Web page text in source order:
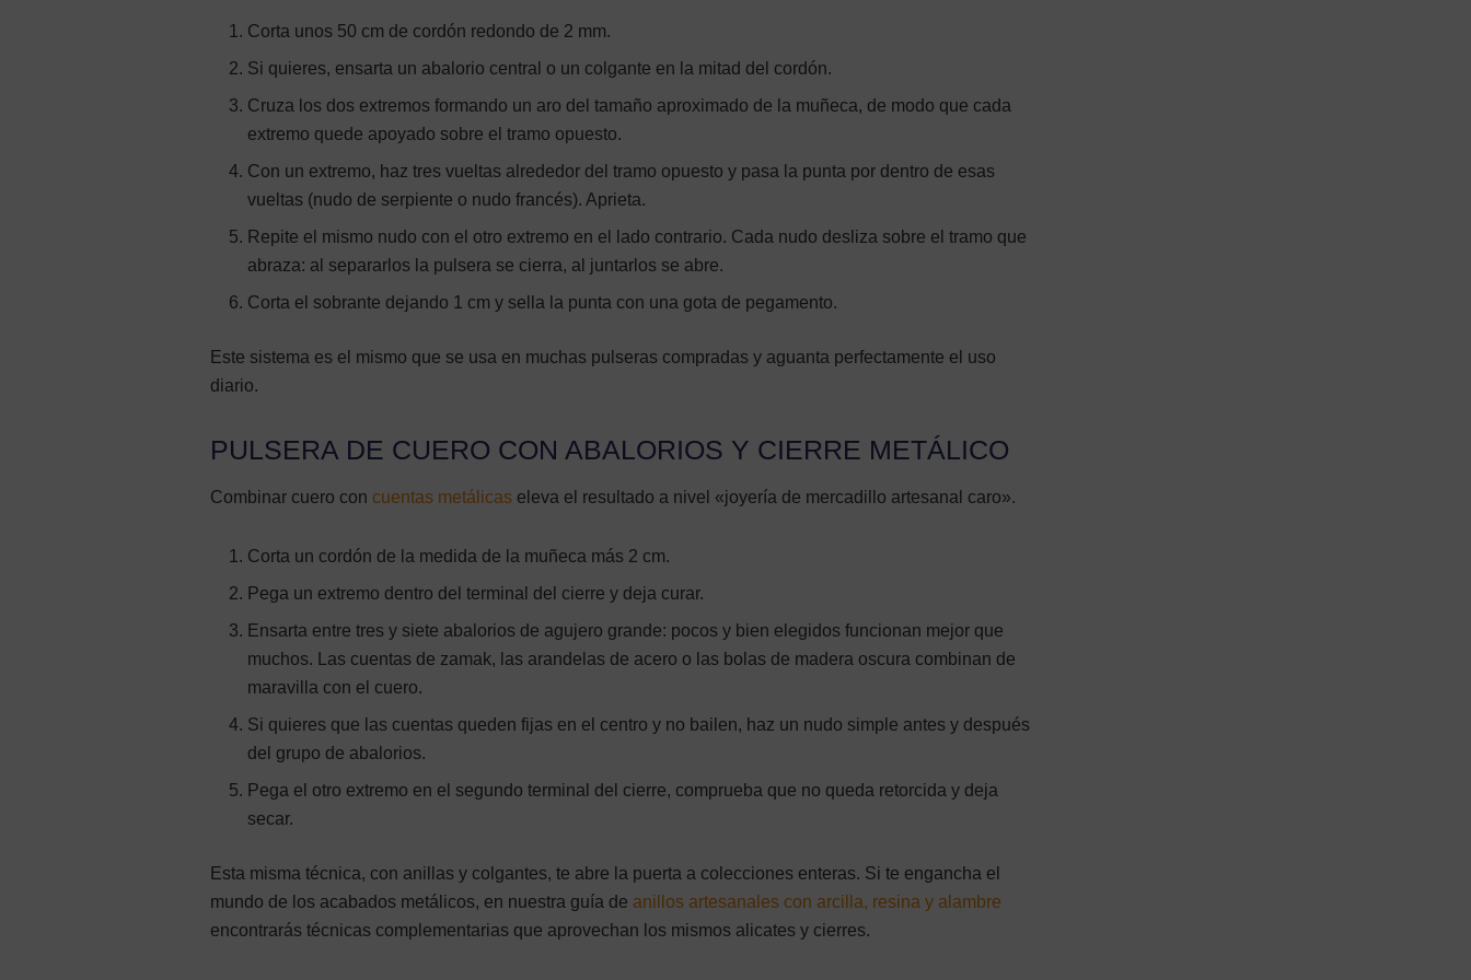
Corta unos 50 cm de cordón redondo de 2 mm.
Si quieres, ensarta un abalorio central o un colgante en la mitad del cordón.
Cruza los dos extremos formando un aro del tamaño aproximado de la muñeca, de modo que cada
extremo quede apoyado sobre el tramo opuesto.
Con un extremo, haz tres vueltas alrededor del tramo opuesto y pasa la punta por dentro de esas
vueltas (nudo de serpiente o nudo francés). Aprieta.
Repite el mismo nudo con el otro extremo en el lado contrario. Cada nudo desliza sobre el tramo que
abraza: al separarlos la pulsera se cierra, al juntarlos se abre.
Corta el sobrante dejando 1 cm y sella la punta con una gota de pegamento.
Este sistema es el mismo que se usa en muchas pulseras compradas y aguanta perfectamente el uso
diario.
PULSERA DE CUERO CON ABALORIOS Y CIERRE METÁLICO
Combinar cuero con cuentas metálicas eleva el resultado a nivel «joyería de mercadillo artesanal caro».
Corta un cordón de la medida de la muñeca más 2 cm.
Pega un extremo dentro del terminal del cierre y deja curar.
Ensarta entre tres y siete abalorios de agujero grande: pocos y bien elegidos funcionan mejor que
muchos. Las cuentas de zamak, las arandelas de acero o las bolas de madera oscura combinan de
maravilla con el cuero.
Si quieres que las cuentas queden fijas en el centro y no bailen, haz un nudo simple antes y después
del grupo de abalorios.
Pega el otro extremo en el segundo terminal del cierre, comprueba que no queda retorcida y deja
secar.
Esta misma técnica, con anillas y colgantes, te abre la puerta a colecciones enteras. Si te engancha el
mundo de los acabados metálicos, en nuestra guía de anillos artesanales con arcilla, resina y alambre
encontrarás técnicas complementarias que aprovechan los mismos alicates y cierres.